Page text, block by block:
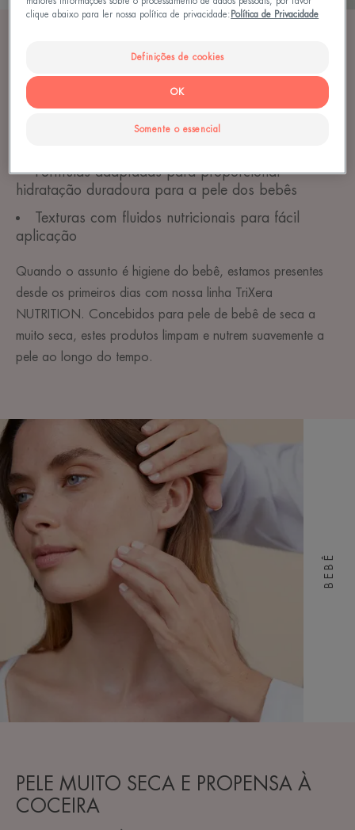
TriXera NUTRITION Nutri-Fluido Gel de Limpeza e
Fórmulas adaptadas para proporcionar
hidratação duradoura para a pele dos bebês
Texturas com fluidos nutricionais para fácil
aplicação
Quando o assunto é higiene do bebê, estamos presentes
desde os primeiros dias com nossa linha TriXera
NUTRITION. Concebidos para pele de bebê de seca a
muito seca, estes produtos limpam e nutrem suavemente a
pele ao longo do tempo.
PELE MUITO SECA E PROPENSA À
COCEIRA
BEBÊ
clique abaixo para ler nossa política de privacidade: Política de Privacidade
Definições de cookies
Somente o essencial
OK